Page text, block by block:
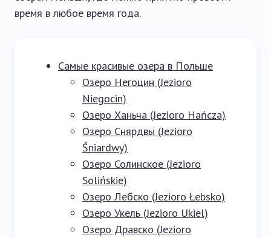
время в любое время года.
Самые красивые озера в Польше
Озеро Негоцин (Jezioro
Niegocin)
Озеро Ханьча (Jezioro Hańcza)
Озеро Снярдвы (Jezioro
Śniardwy)
Озеро Солинское (Jezioro
Solińskie)
Озеро Лебско (Jezioro Łebsko)
Озеро Укель (Jezioro Ukiel)
Озеро Дравско (Jezioro